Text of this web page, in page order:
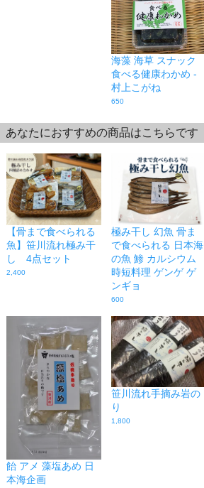
海藻 海草 スナック
食べる健康わかめ -
村上こがね
650
あなたにおすすめの商品はこちらです
【骨まで食べられる
魚】笹川流れ極み干
し 4点セット
2,400
極み干し 幻魚 骨ま
で食べられる 日本海
の魚 鯵 カルシウム
時短料理 ゲンゲ ゲ
ンギョ
600
飴 アメ 藻塩あめ 日
本海企画
笹川流れ手摘み岩の
り
1,800